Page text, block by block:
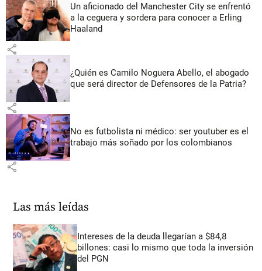
Un aficionado del Manchester City se enfrentó
a la ceguera y sordera para conocer a Erling
Haaland
share
¿Quién es Camilo Noguera Abello, el abogado
que será director de Defensores de la Patria?
share
No es futbolista ni médico: ser youtuber es el
trabajo más soñado por los colombianos
share
Las más leídas
Intereses de la deuda llegarían a $84,8
billones: casi lo mismo que toda la inversión
del PGN